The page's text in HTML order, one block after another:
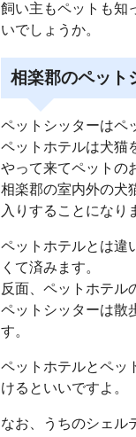
飼い主もペットも知
いでしょうか。
相楽郡のペット
ペットシッターはペ
ペットホテルは犬猫
やって来てペットの
相楽郡の室内外の犬
入りすることになり
ペットホテルとは違
くて済みます。
反面、ペットホテル
ペットシッターは散
す。
ペットホテルとペッ
けるといいですよ。
なお、うちのシェル